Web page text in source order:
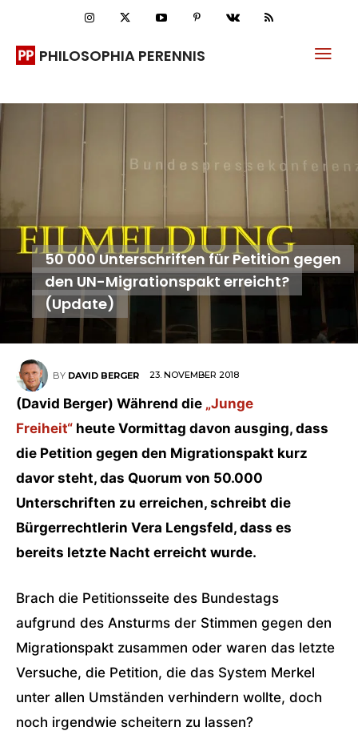
PHILOSOPHIA PERENNIS
50 000 Unterschriften für Petition gegen
den UN-Migrationspakt erreicht?
(Update)
BY DAVID BERGER 23. NOVEMBER 2018
(David Berger) Während die „Junge
Freiheit“ heute Vormittag davon ausging, dass
die Petition gegen den Migrationspakt kurz
davor steht, das Quorum von 50.000
Unterschriften zu erreichen, schreibt die
Bürgerrechtlerin Vera Lengsfeld, dass es
bereits letzte Nacht erreicht wurde.
Brach die Petitionsseite des Bundestags
aufgrund des Ansturms der Stimmen gegen den
Migrationspakt zusammen oder waren das letzte
Versuche, die Petition, die das System Merkel
unter allen Umständen verhindern wollte, doch
noch irgendwie scheitern zu lassen?